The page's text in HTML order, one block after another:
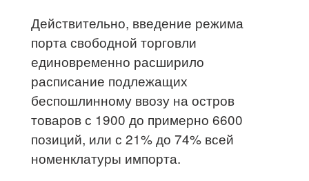
Действительно, введение режима
порта свободной торговли
единовременно расширило
расписание подлежащих
беспошлинному ввозу на остров
товаров с 1900 до примерно 6600
позиций, или с 21% до 74% всей
номенклатуры импорта.